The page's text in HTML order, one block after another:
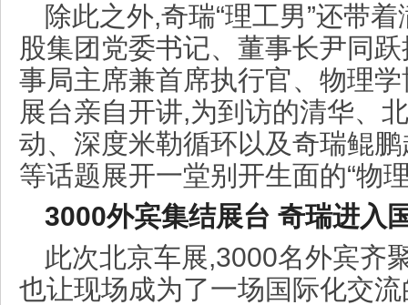
除此之外,奇瑞“理工男”还带
股集团党委书记、董事长尹同
事局主席兼首席执行官、物理
展台亲自开讲,为到访的清华、
动、深度米勒循环以及奇瑞鲲
等话题展开一堂别开生面的“物
3000外宾集结展台 奇瑞进入
此次北京车展,3000名外宾齐
也让现场成为了一场国际化交